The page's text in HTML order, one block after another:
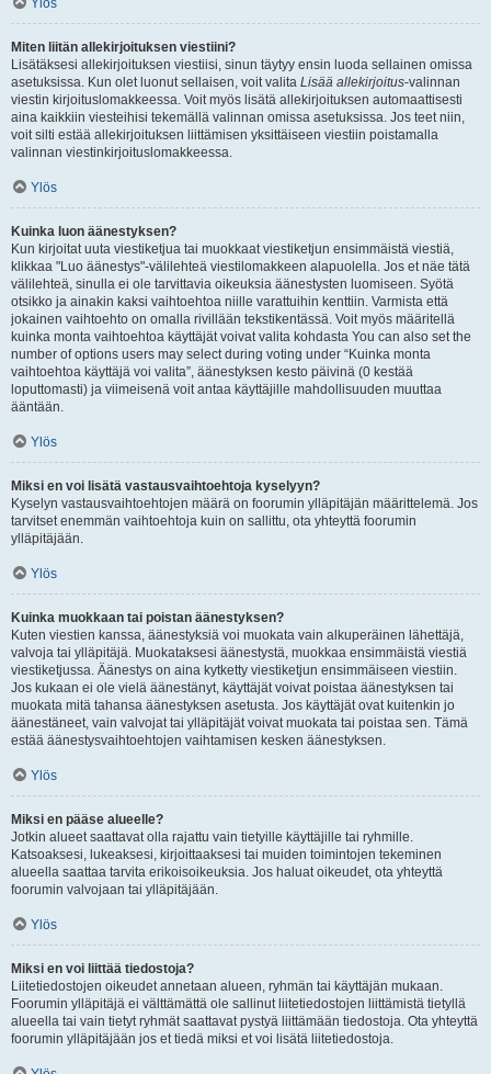
Ylös
Miten liitän allekirjoituksen viestiini?
Lisätäksesi allekirjoituksen viestiisi, sinun täytyy ensin luoda sellainen omissa
asetuksissa. Kun olet luonut sellaisen, voit valita Lisää allekirjoitus-valinnan
viestin kirjoituslomakkeessa. Voit myös lisätä allekirjoituksen automaattisesti
aina kaikkiin viesteihisi tekemällä valinnan omissa asetuksissa. Jos teet niin,
voit silti estää allekirjoituksen liittämisen yksittäiseen viestiin poistamalla
valinnan viestinkirjoituslomakkeessa.
Ylös
Kuinka luon äänestyksen?
Kun kirjoitat uuta viestiketjua tai muokkaat viestiketjun ensimmäistä viestiä,
klikkaa "Luo äänestys"-välilehteä viestilomakkeen alapuolella. Jos et näe tätä
välilehteä, sinulla ei ole tarvittavia oikeuksia äänestysten luomiseen. Syötä
otsikko ja ainakin kaksi vaihtoehtoa niille varattuihin kenttiin. Varmista että
jokainen vaihtoehto on omalla rivillään tekstikentässä. Voit myös määritellä
kuinka monta vaihtoehtoa käyttäjät voivat valita kohdasta You can also set the
number of options users may select during voting under “Kuinka monta
vaihtoehtoa käyttäjä voi valita”, äänestyksen kesto päivinä (0 kestää
loputtomasti) ja viimeisenä voit antaa käyttäjille mahdollisuuden muuttaa
ääntään.
Ylös
Miksi en voi lisätä vastausvaihtoehtoja kyselyyn?
Kyselyn vastausvaihtoehtojen määrä on foorumin ylläpitäjän määrittelemä. Jos
tarvitset enemmän vaihtoehtoja kuin on sallittu, ota yhteyttä foorumin
ylläpitäjään.
Ylös
Kuinka muokkaan tai poistan äänestyksen?
Kuten viestien kanssa, äänestyksiä voi muokata vain alkuperäinen lähettäjä,
valvoja tai ylläpitäjä. Muokataksesi äänestystä, muokkaa ensimmäistä viestiä
viestiketjussa. Äänestys on aina kytketty viestiketjun ensimmäiseen viestiin.
Jos kukaan ei ole vielä äänestänyt, käyttäjät voivat poistaa äänestyksen tai
muokata mitä tahansa äänestyksen asetusta. Jos käyttäjät ovat kuitenkin jo
äänestäneet, vain valvojat tai ylläpitäjät voivat muokata tai poistaa sen. Tämä
estää äänestysvaihtoehtojen vaihtamisen kesken äänestyksen.
Ylös
Miksi en pääse alueelle?
Jotkin alueet saattavat olla rajattu vain tietyille käyttäjille tai ryhmille.
Katsoaksesi, lukeaksesi, kirjoittaaksesi tai muiden toimintojen tekeminen
alueella saattaa tarvita erikoisoikeuksia. Jos haluat oikeudet, ota yhteyttä
foorumin valvojaan tai ylläpitäjään.
Ylös
Miksi en voi liittää tiedostoja?
Liitetiedostojen oikeudet annetaan alueen, ryhmän tai käyttäjän mukaan.
Foorumin ylläpitäjä ei välttämättä ole sallinut liitetiedostojen liittämistä tietyllä
alueella tai vain tietyt ryhmät saattavat pystyä liittämään tiedostoja. Ota yhteyttä
foorumin ylläpitäjään jos et tiedä miksi et voi lisätä liitetiedostoja.